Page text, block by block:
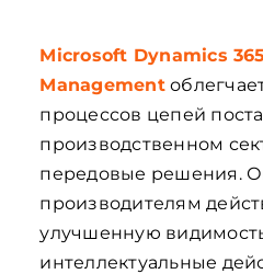
Microsoft Dynamics
Management
процессов цепей
производственном
передовые решения.
производителям
улучшенную
интеллектуальные